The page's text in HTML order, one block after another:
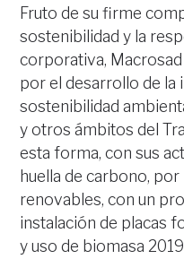
Fruto de su firme
sostenibilidad y la
corporativa,
por el desarrollo de la
sostenibilidad
y otros ámbitos del
esta forma, con sus
huella de carbono,
renovables, con un
instalación de placas
y uso de biomasa